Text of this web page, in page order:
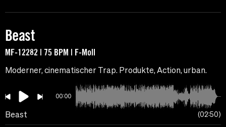
Beast
MF-12282 | 75 BPM | F-Moll
Moderner, cinematischer Trap. Produkte, Action, urban.
00:00
Beast 02:50